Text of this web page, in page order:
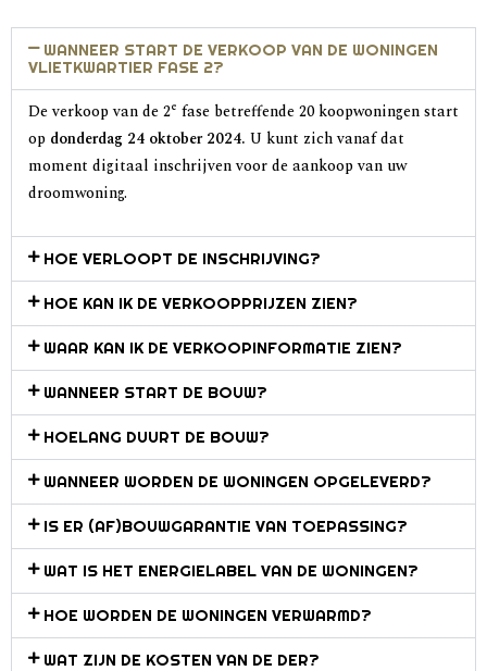
WANNEER START DE VERKOOP VAN DE WONINGEN
VLIETKWARTIER FASE 2?
De verkoop van de 2e fase betreffende 20 koopwoningen start
op donderdag 24 oktober 2024. U kunt zich vanaf dat
moment digitaal inschrijven voor de aankoop van uw
droomwoning.
HOE VERLOOPT DE INSCHRIJVING?
HOE KAN IK DE VERKOOPPRIJZEN ZIEN?
WAAR KAN IK DE VERKOOPINFORMATIE ZIEN?
WANNEER START DE BOUW?
HOELANG DUURT DE BOUW?
WANNEER WORDEN DE WONINGEN OPGELEVERD?
IS ER (AF)BOUWGARANTIE VAN TOEPASSING?
WAT IS HET ENERGIELABEL VAN DE WONINGEN?
HOE WORDEN DE WONINGEN VERWARMD?
WAT ZIJN DE KOSTEN VAN DE DER?